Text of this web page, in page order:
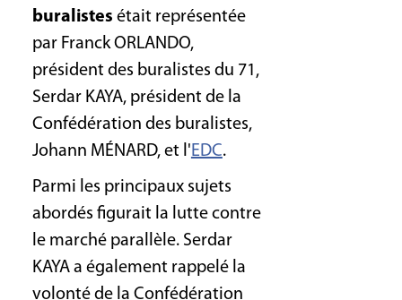
buralistes était représentée
par Franck ORLANDO,
président des buralistes du 71,
Serdar KAYA, président de la
Confédération des buralistes,
Johann MÉNARD, et l' EDC.
Parmi les principaux sujets
abordés figurait la lutte contre
le marché parallèle. Serdar
KAYA a également rappelé la
volonté de la Confédération